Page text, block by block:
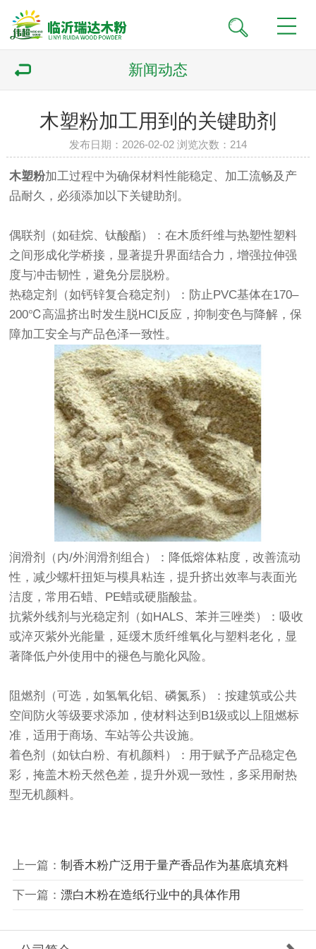
新闻动态
木塑粉加工用到的关键助剂
发布日期：2026-02-02 浏览次数： 214
木塑粉加工过程中为确保材料性能稳定、加工流畅及产
品耐久，必须添加以下关键助剂。
‌偶联剂‌（如硅烷、钛酸酯）：在木质纤维与热塑性塑料
之间形成化学桥接，显著提升界面结合力，增强拉伸强
度与冲击韧性，避免分层脱粉。
‌热稳定剂‌（如钙锌复合稳定剂）：防止PVC基体在170–
200℃高温挤出时发生脱HCl反应，抑制变色与降解，保
障加工安全与产品色泽一致性。
‌润滑剂‌（内/外润滑剂组合）：降低熔体粘度，改善流动
性，减少螺杆扭矩与模具粘连，提升挤出效率与表面光
洁度，常用石蜡、PE蜡或硬脂酸盐。
‌抗紫外线剂与光稳定剂‌（如HALS、苯并三唑类）：吸收
或淬灭紫外光能量，延缓木质纤维氧化与塑料老化，显
著降低户外使用中的褪色与脆化风险。
‌阻燃剂‌（可选，如氢氧化铝、磷氮系）：按建筑或公共
空间防火等级要求添加，使材料达到B1级或以上阻燃标
准，适用于商场、车站等公共设施。
‌着色剂‌（如钛白粉、有机颜料）：用于赋予产品稳定色
彩，掩盖木粉天然色差，提升外观一致性，多采用耐热
型无机颜料。
上一篇： 制香木粉广泛用于量产香品作为基底填充料
下一篇： 漂白木粉在造纸行业中的具体作用